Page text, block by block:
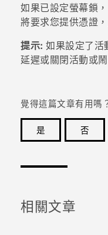
如果已設定螢幕鎖，
將要求您提供憑證
提示: 如果設定了活
延遲或關閉活動或鬧
覺得這篇文章有用嗎
是
否
相關文章